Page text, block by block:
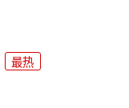
最热